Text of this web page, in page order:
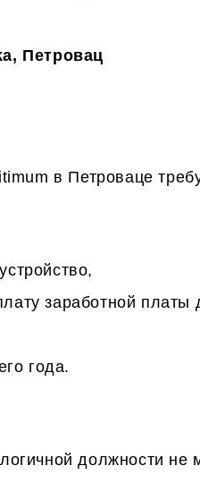
Петровац
в Петроваце
заработной платы
года.
должности не